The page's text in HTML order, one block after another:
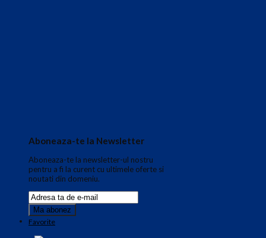
Aboneaza-te la Newsletter
Aboneaza-te la newsletter-ul nostru
pentru a fi la curent cu ultimele oferte si
noutati din domeniu.
Favorite